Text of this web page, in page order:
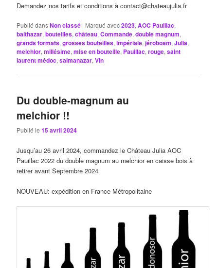
Demandez nos tarifs et conditions à contact@chateaujulia.fr
Publié dansNon classé | Marqué avec2023,AOC Pauillac,
balthazar,bouteilles,château,Commande,double magnum,
grands formats,grosses bouteilles,impériale,jéroboam,Julia,
melchior,millésime,mise en bouteille, Pauillac,rouge,saint
laurent médoc,salmanazar,Vin
Du double-magnum au
melchior !!
Publié le15 avril 2024
Jusqu’au 26 avril 2024, commandez le Château Julia AOC
Pauillac 2022 du double magnum au melchior en caisse bois à
retirer avant Septembre 2024
NOUVEAU: expédition en France Métropolitaine